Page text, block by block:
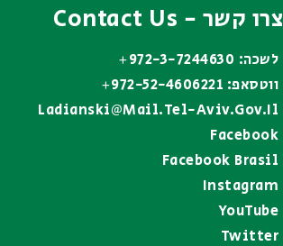
צרו קשר - Contact Us
לשכה: 972-3-7244630+
ווטסאפ: 972-52-4606221+
Ladianski@mail.tel-Aviv.gov.il
Facebook
Facebook Brasil
Instagram
YouTube
Twitter